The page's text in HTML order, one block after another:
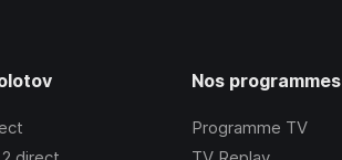
Nos programmes
Programme TV